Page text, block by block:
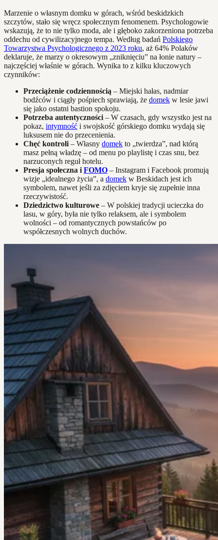
Marzenie o własnym domku w górach, wśród beskidzkich
szczytów, stało się wręcz społecznym fenomenem. Psychologowie
wskazują, że to nie tylko moda, ale i głęboko zakorzeniona potrzeba
oddechu od cywilizacyjnego tempa. Według badań Polskiego
Towarzystwa Psychologicznego z 2023 roku, aż 64% Polaków
deklaruje, że marzy o okresowym „zniknięciu” na łonie natury –
najczęściej właśnie w górach. Wynika to z kilku kluczowych
czynników:
Przeciążenie codziennością – Miejski hałas, nadmiar
bodźców i ciągły pośpiech sprawiają, że domek w lesie jawi
się jako ostatni bastion spokoju.
Potrzeba autentyczności – W czasach, gdy wszystko jest na
pokaz, intymność i swojskość górskiego domku wydają się
luksusem nie do przecenienia.
Chęć kontroli – Własny domek to „twierdza”, nad którą
masz pełną władzę – od menu po playlistę i czas snu, bez
narzuconych reguł hotelu.
Presja społeczna i FOMO – Instagram i Facebook promują
wizje „idealnego życia”, a domek w Beskidach jest ich
symbolem, nawet jeśli za zdjęciem kryje się zupełnie inna
rzeczywistość.
Dziedzictwo kulturowe – W polskiej tradycji ucieczka do
lasu, w góry, była nie tylko relaksem, ale i symbolem
wolności – od romantycznych powstańców po
współczesnych wolnych duchów.